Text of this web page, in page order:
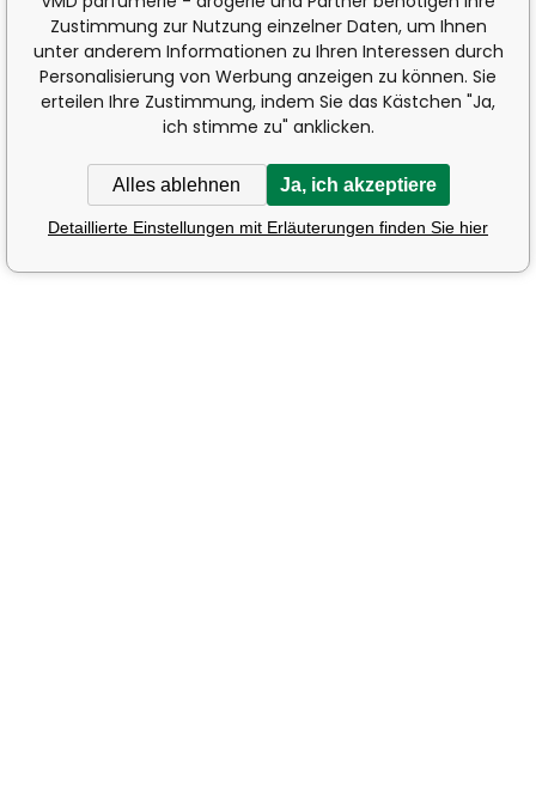
Zustimmung zur Nutzung einzelner Daten, um Ihnen
unter anderem Informationen zu Ihren Interessen durch
Personalisierung von Werbung anzeigen zu können. Sie
erteilen Ihre Zustimmung, indem Sie das Kästchen "Ja,
ich stimme zu" anklicken.
Alles ablehnen Ja, ich akzeptiere
Detaillierte Einstellungen mit Erläuterungen finden Sie hier